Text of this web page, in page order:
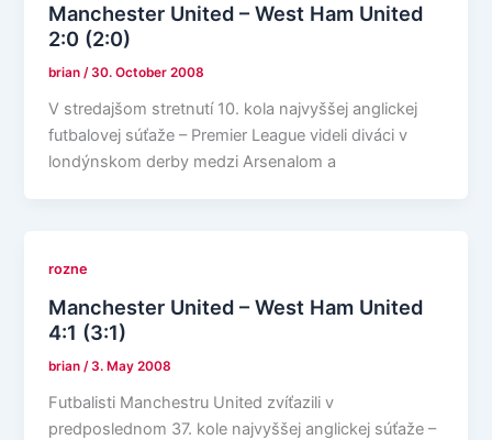
Manchester United – West Ham United
2:0 (2:0)
brian/30. October 2008
V stredajšom stretnutí 10. kola najvyššej anglickej
futbalovej súťaže – Premier League videli diváci v
londýnskom derby medzi Arsenalom a
rozne
Manchester United – West Ham United
4:1 (3:1)
brian /3. May 2008
Futbalisti Manchestru United zvíťazili v
predposlednom 37. kole najvyššej anglickej súťaže –